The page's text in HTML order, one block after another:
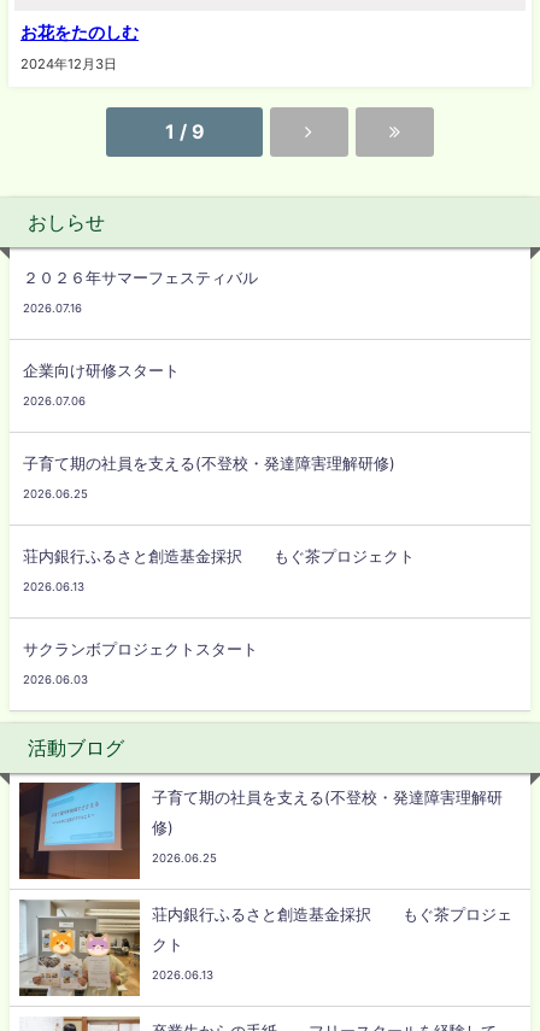
お花をたのしむ
2024年12月3日
1 / 9
おしらせ
２０２６年サマーフェスティバル
2026.07.16
企業向け研修スタート
2026.07.06
子育て期の社員を支える(不登校・発達障害理解研修)
2026.06.25
荘内銀行ふるさと創造基金採択 もぐ茶プロジェクト
2026.06.13
サクランボプロジェクトスタート
2026.06.03
活動ブログ
子育て期の社員を支える(不登校・発達障害理解研
修)
2026.06.25
荘内銀行ふるさと創造基金採択 もぐ茶プロジェ
クト
2026.06.13